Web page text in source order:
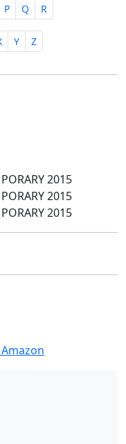
P Q R
Y Z
2015
2015
2015